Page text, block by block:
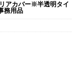
アカバー※半透明タイ
務用品